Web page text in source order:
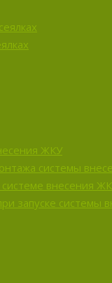
ЖКУ
системы
внесения
запуске системы